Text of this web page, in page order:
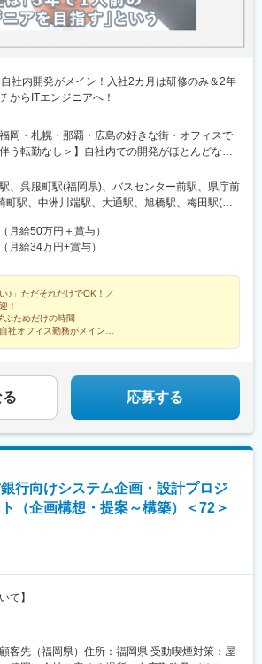
自社内開発がメイン！入社2カ月は研修のみ＆2年
からITエンジニアへ！
福岡・札幌・那覇・広島の好きな街・オフィスで
う転勤なし＞】自社内での開発がほとんどなの
自社オフィスでの勤務になります。◎U・I・Jター
社東京都豊島区池袋2-36-1 INFINITY
■大阪支店大阪府大阪市北区堂山町1-5 三共梅田
支店北海道札幌市中央区南二条東2-8-1 大都ビル
県那覇市松山1-1-14 那覇共同ビル 7F■広島支店
ス！≫自社内開発がメインだからこそ、オフィ
こだわっています。例えば、◆カフェスペース
◆お菓子・アイスコーナー◆集中ブース◆テレ
ーツなど、広々としたフロアにさまざまな要素
、呉服町駅(福岡県)、バスセンター前駅、県庁前
町駅、中洲川端駅、大通駅、旭橋駅、梅田駅(地
月給50万円＋賞与）
月給34万円+賞与）
♪」ただそれだけでOK！／
！
ためだけの時間
社オフィス勤務がメイン
応募する
銀行向けシステム企画・設計プロジ
（企画構想・提案～構築）＜72＞
て】
地銀を管掌しているシステムエンジニアの部隊と
西日本地区の地方銀行を担当領域とし、顧客課
客先（福岡県）住所：福岡県 受動喫煙対策：屋